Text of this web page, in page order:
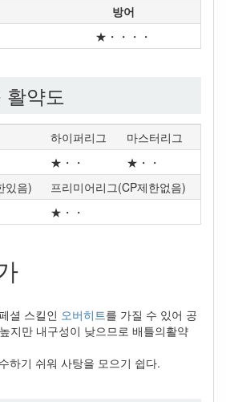
방어
★・・・・
활약도
하이퍼리그
마스터리그
★・・
★・・
있음)
프리미어리그(CP제한없음)
★・・
셜 스킬인 오버히트를 가질 수 있어 공
지만 내구성이 낮으므로 배틀의활약
하기 쉬워 사탕을 모으기 쉽다.